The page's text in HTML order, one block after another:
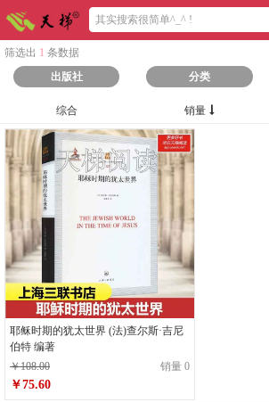
筛选出 1 条数据
出版社
分类
综合 销量
耶稣时期的犹太世界 (法)查尔斯·吉尼
伯特 编著
￥108.00
销量 0
￥75.60